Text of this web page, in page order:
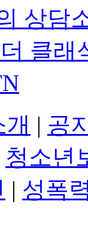
상담
클래
| 공
청소년
| 성폭